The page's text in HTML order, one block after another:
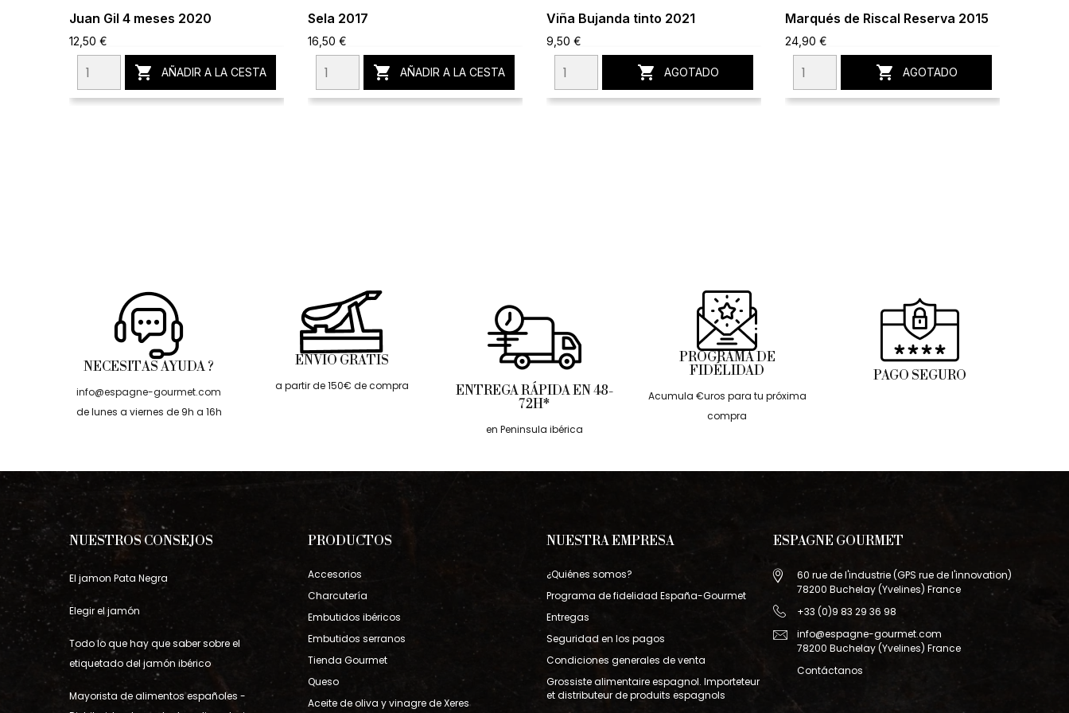
Juan Gil 4 meses 2020
12,50 €
 AÑADIR A LA CESTA
Sela 2017
16,50 €
 AÑADIR A LA CESTA
Viña Bujanda tinto 2021
9,50 €
 AGOTADO
Marqués de Riscal Reserva 2015
24,90 €
 AGOTADO
NECESITAS AYUDA ?
info@espagne-gourmet.com
de lunes a viernes de 9h a 16h
ENVÍO GRATIS
a partir de 150€ de compra
ENTREGA RÁPIDA EN 48-
72H*
en Peninsula ibérica
PROGRAMA DE
FIDÉLIDAD
Acumula €uros para tu próxima
compra
PAGO SEGURO
NUESTROS CONSEJOS
El jamon Pata Negra
Elegir el jamón
Todo lo que hay que saber sobre el
etiquetado del jamón ibérico
Mayorista de alimentos españoles -
PRODUCTOS
Accesorios
Charcutería
Embutidos ibéricos
Embutidos serranos
Tienda Gourmet
Queso
Aceite de oliva y vinagre de Xeres
NUESTRA EMPRESA
¿Quiénes somos?
Programa de fidelidad España-Gourmet
Entregas
Seguridad en los pagos
Condiciones generales de venta
Grossiste alimentaire espagnol. Importeteur
et distributeur de produits espagnols
ESPAGNE GOURMET
60 rue de l'industrie (GPS rue de l'innovation)
78200 Buchelay (Yvelines) France
+33 (0)9 83 29 36 98
info@espagne-gourmet.com
78200 Buchelay (Yvelines) France
Contáctanos